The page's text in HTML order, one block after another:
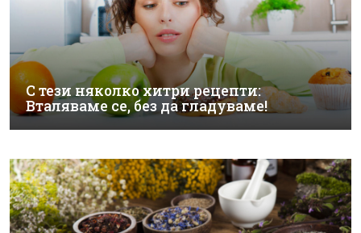
С тези няколко хитри рецепти:
Вталяваме се, без да гладуваме!